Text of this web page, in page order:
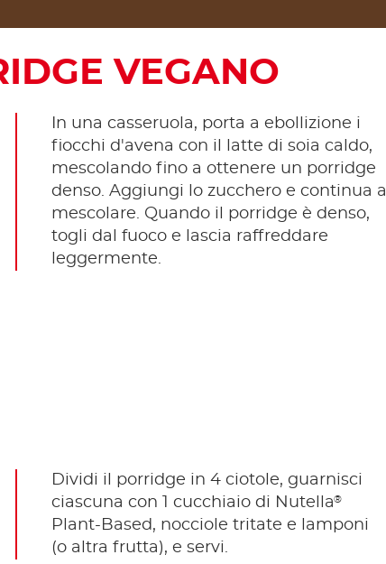
VEGANO
In una casseruola, porta a ebollizione i
fiocchi d'avena con il latte di soia caldo,
mescolando fino a ottenere un porridge
denso. Aggiungi lo zucchero e continua a
mescolare. Quando il porridge è denso,
togli dal fuoco e lascia raffreddare
leggermente.
Dividi il porridge in 4 ciotole, guarnisci
ciascuna con 1 cucchiaio di Nutella®
Plant-Based, nocciole tritate e lamponi
(o altra frutta), e servi.